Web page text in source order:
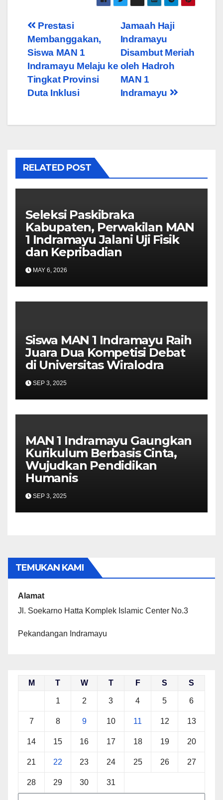
Post
navigation
Jamaah Haji
Indramayu
Disambut Meriah
oleh Hadroh
MAN 1
Indramayu
Prestasi
Membanggakan,
Siswa MAN 1
Indramayu Melaju ke
Tingkat Provinsi
Duta Inklusi
RELATED POST
Seleksi Paskibraka
Kabupaten, Perwakilan MAN
1 Indramayu Jalani Uji Fisik
dan Kepribadian
MAY 6, 2026
Siswa MAN 1 Indramayu Raih
Juara Dua Kompetisi Debat
di Universitas Wiralodra
SEP 3, 2025
MAN 1 Indramayu Gaungkan
Kurikulum Berbasis Cinta,
Wujudkan Pendidikan
Humanis
SEP 3, 2025
TEMUKAN KAMI
Alamat
Jl. Soekarno Hatta Komplek Islamic Center No.3
Pekandangan Indramayu
M T W T F S S
1 2 3 4 5 6
7 8 9 10 11 12 13
14 15 16 17 18 19 20
21 22 23 24 25 26 27
28 29 30 31